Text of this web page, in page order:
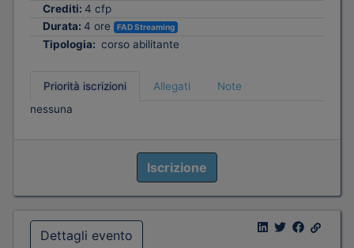
Crediti: 4 cfp
Durata: 4 ore FAD Streaming
Tipologia: corso abilitante
Priorità iscrizioni Allegati
Note
nessuna
Iscrizione
Dettagli evento